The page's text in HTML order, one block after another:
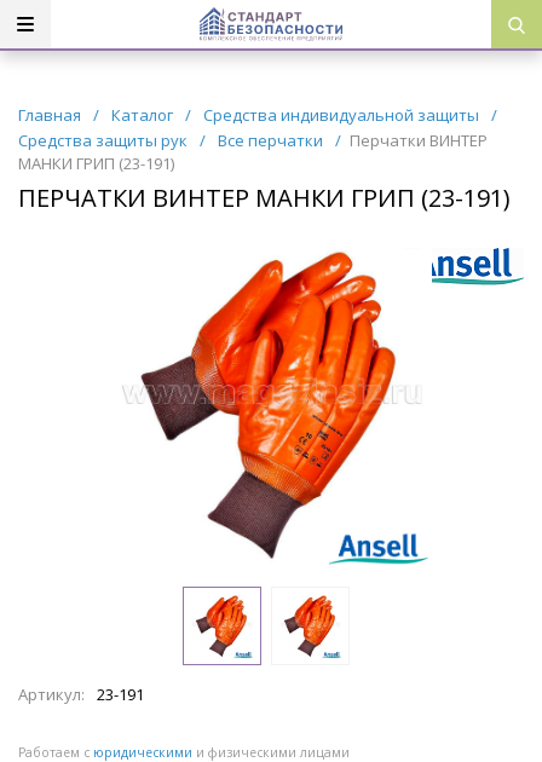
Главная / Каталог / Средства индивидуальной защиты
/
Средства защиты рук
/ Все перчатки / Перчатки ВИНТЕР
МАНКИ ГРИП (23-191)
ПЕРЧАТКИ ВИНТЕР МАНКИ ГРИП (23-191)
Артикул: 23-191
Работаем с юридическими и физическими лицами